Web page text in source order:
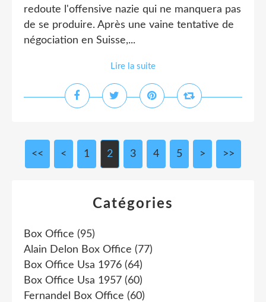
redoute l'offensive nazie qui ne manquera pas
de se produire. Après une vaine tentative de
négociation en Suisse,...
Lire la suite
<< < 1 2 3 4 5 > >>
Catégories
Box Office (95)
Alain Delon Box Office (77)
Box Office Usa 1976 (64)
Box Office Usa 1957 (60)
Fernandel Box Office (60)